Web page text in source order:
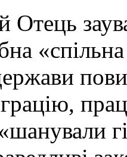
Отець